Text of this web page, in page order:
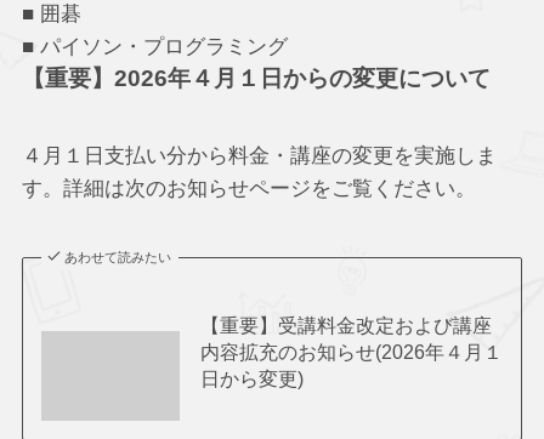
■ 囲碁
■ パイソン・プログラミング
【重要】2026年４月１日からの変更について
４月１日支払い分から料金・講座の変更を実施しま
す。詳細は次のお知らせページをご覧ください。
あわせて読みたい
【重要】受講料金改定および講座
内容拡充のお知らせ(2026年４月１
日から変更)